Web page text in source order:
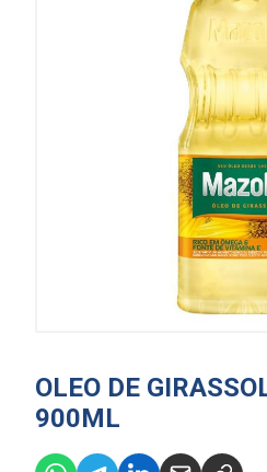
OLEO DE
900ML